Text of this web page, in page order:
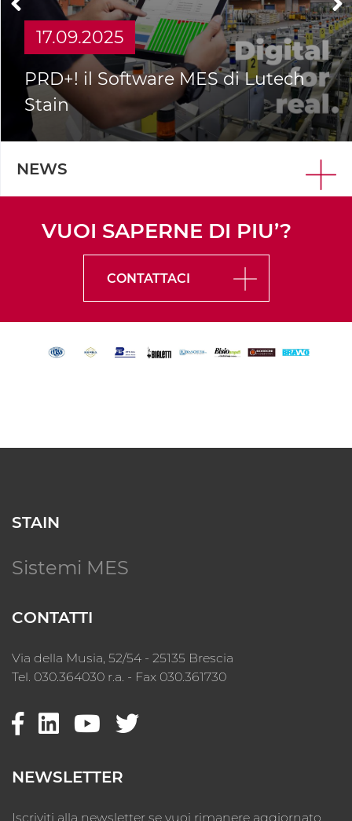
02.12.2024
Il case study Bonomi Group con
Lutech Stain MES su Tecnologie
Meccaniche
NEWS
VUOI SAPERNE DI PIU’?
CONTATTACI
STAIN
Sistemi MES
CONTATTI
Via della Musia, 52/54 - 25135 Brescia
Tel. 030.364030 r.a. - Fax 030.361730
NEWSLETTER
Iscriviti alla newsletter se vuoi rimanere aggiornato